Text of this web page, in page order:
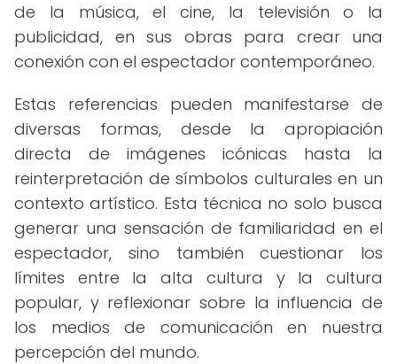
de la música, el cine, la televisión o la
publicidad, en sus obras para crear una
conexión con el espectador contemporáneo.
Estas referencias pueden manifestarse de
diversas formas, desde la apropiación
directa de imágenes icónicas hasta la
reinterpretación de símbolos culturales en un
contexto artístico. Esta técnica no solo busca
generar una sensación de familiaridad en el
espectador, sino también cuestionar los
límites entre la alta cultura y la cultura
popular, y reflexionar sobre la influencia de
los medios de comunicación en nuestra
percepción del mundo.